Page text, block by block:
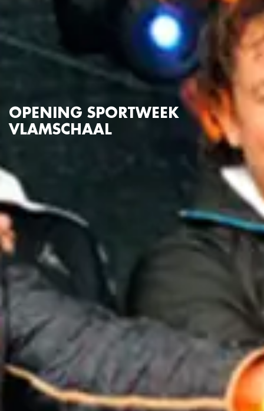
OPENING SPORTWEEK
VLAMSCHAAL